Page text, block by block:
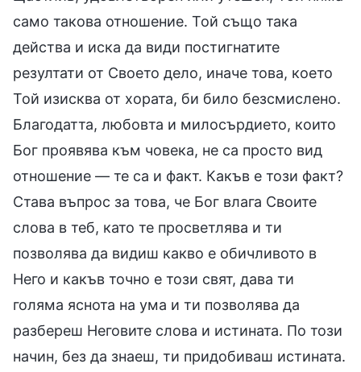
само такова отношение. Той също така
действа и иска да види постигнатите
резултати от Своето дело, иначе това, което
Той изисква от хората, би било безсмислено.
Благодатта, любовта и милосърдието, които
Бог проявява към човека, не са просто вид
отношение — те са и факт. Какъв е този факт?
Става въпрос за това, че Бог влага Своите
слова в теб, като те просветлява и ти
позволява да видиш какво е обичливото в
Него и какъв точно е този свят, дава ти
голяма яснота на ума и ти позволява да
разбереш Неговите слова и истината. По този
начин, без да знаеш, ти придобиваш истината.